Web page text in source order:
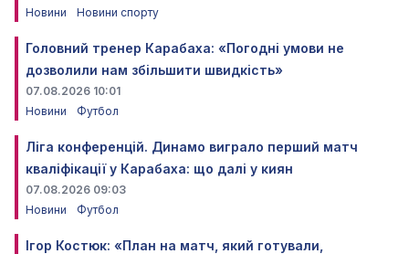
Новини
Новини спорту
Головний тренер Карабаха: «Погодні умови не
дозволили нам збільшити швидкість»
07.08.2026 10:01
Новини
Футбол
Ліга конференцій. Динамо виграло перший матч
кваліфікації у Карабаха: що далі у киян
07.08.2026 09:03
Новини
Футбол
Ігор Костюк: «План на матч, який готували,